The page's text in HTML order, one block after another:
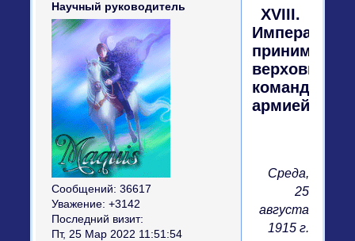
Научный руководитель
Сообщений: 36617
Уважение: +3142
Последний визит:
Пт, 25 Мар 2022 11:51:54
XVIII.
Император
принимает
верховное
армией
Среда,
25
августа
1915 г.